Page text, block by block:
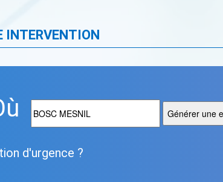
INTERVENTION
d'urgence ?